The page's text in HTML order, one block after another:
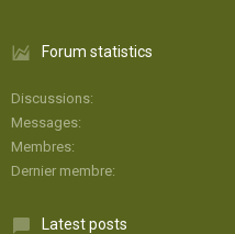
Forum statistics
Discussions
Messages
Membres
Dernier membre
Latest posts